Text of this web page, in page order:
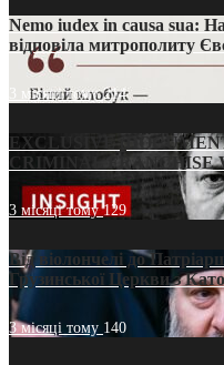
Nemo iudex in causa sua:
відповіла митрополиту
3 місяці тому214
EXCLUSIVE
CRIMINAL FRANCHISE
3 місяці тому129
Від віолончелі до
Грузинської Церкви з
3 місяці тому 140